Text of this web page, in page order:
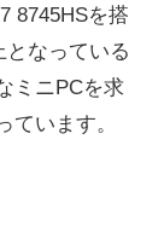
8745HSを搭
となっている
ミニPCを求
います。